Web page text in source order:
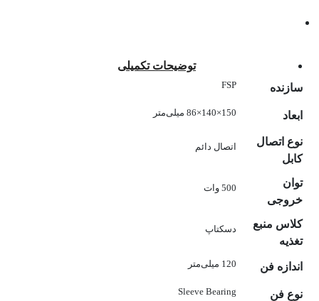
توضیحات تکمیلی
سازنده
FSP
ابعاد 150×140×86 میلی‌متر
نوع اتصال
کابل
اتصال دائم
توان
خروجی
500 وات
کلاس منبع
تغذیه
دسکتاپ
اندازه فن 120 میلی‌متر
نوع فن Sleeve Bearing